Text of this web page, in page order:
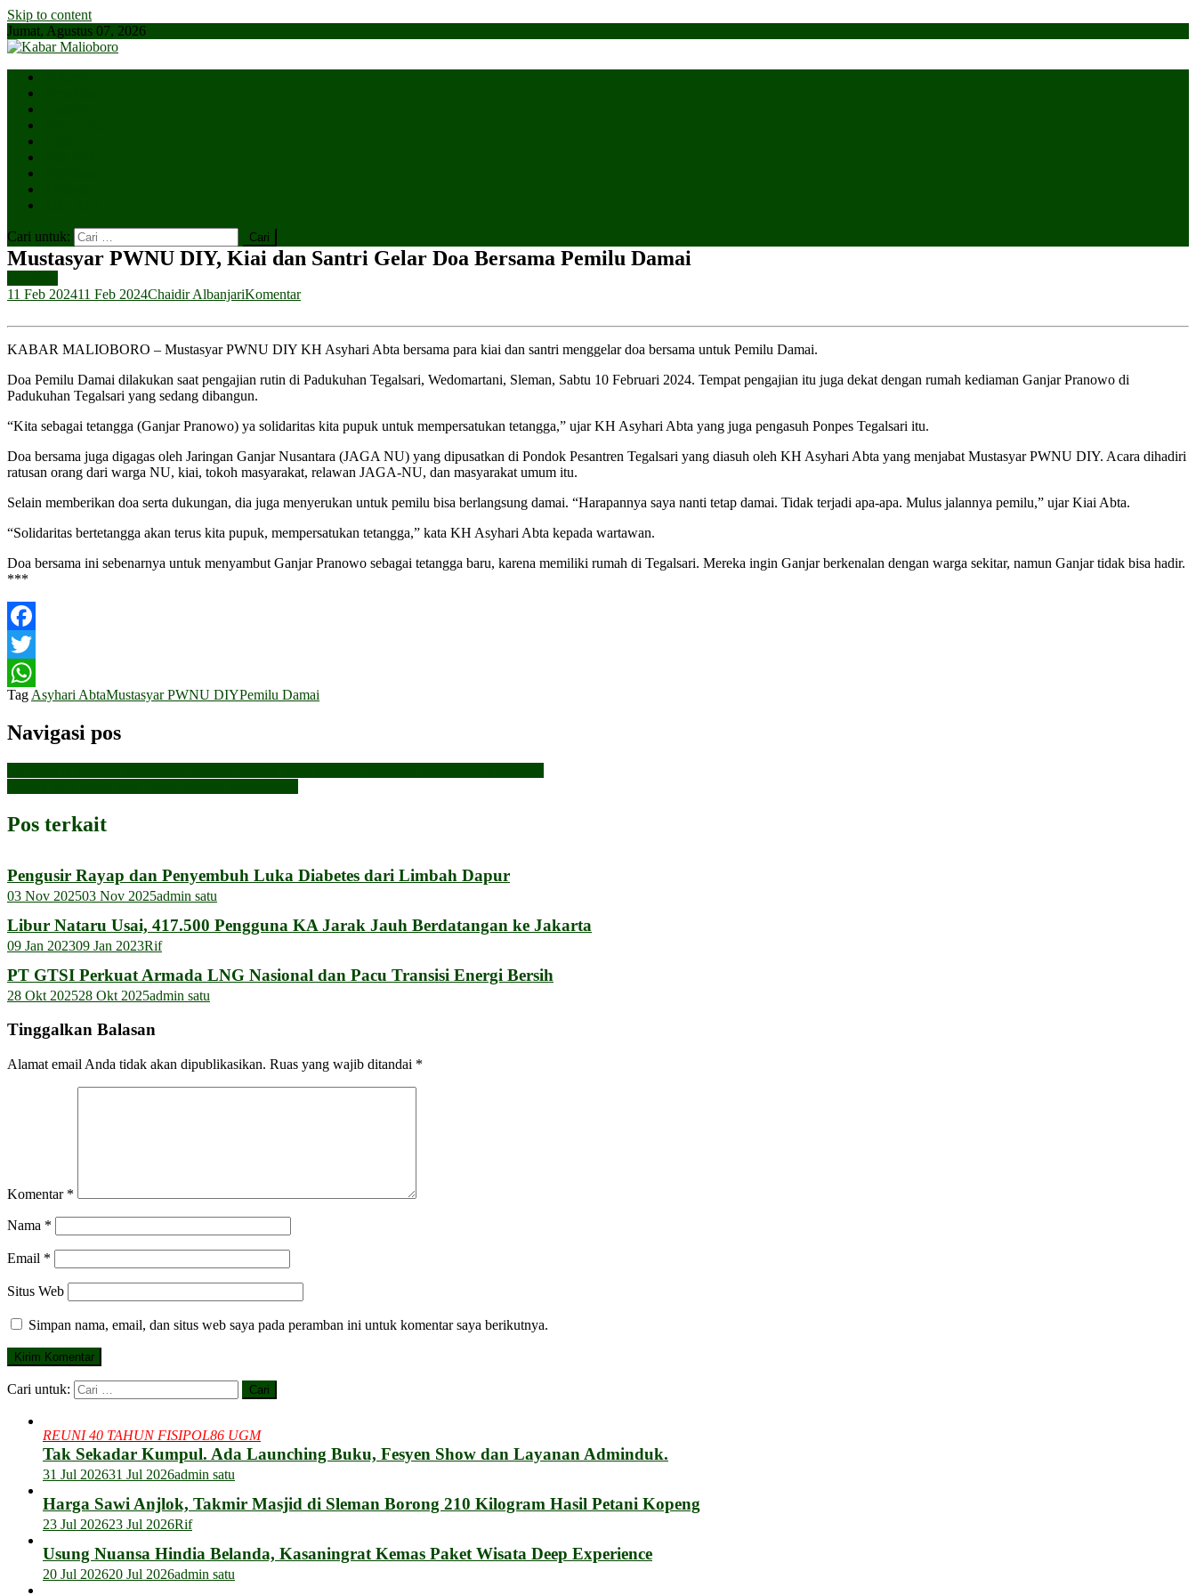
Skip to content
Jumat, Agustus 07, 2026
Cari untuk:
Mustasyar PWNU DIY, Kiai dan Santri Gelar Doa Bersama Pemilu Damai
11 Feb 202411 Feb 2024Chaidir AlbanjariKomentar
KABAR MALIOBORO – Mustasyar PWNU DIY KH Asyhari Abta bersama para kiai dan santri menggelar doa bersama untuk Pemilu Damai.
Doa Pemilu Damai dilakukan saat pengajian rutin di Padukuhan Tegalsari, Wedomartani, Sleman, Sabtu 10 Februari 2024. Tempat pengajian itu juga dekat dengan rumah kediaman Ganjar Pranowo di
Padukuhan Tegalsari yang sedang dibangun.
“Kita sebagai tetangga (Ganjar Pranowo) ya solidaritas kita pupuk untuk mempersatukan tetangga,” ujar KH Asyhari Abta yang juga pengasuh Ponpes Tegalsari itu.
Doa bersama juga digagas oleh Jaringan Ganjar Nusantara (JAGA NU) yang dipusatkan di Pondok Pesantren Tegalsari yang diasuh oleh KH Asyhari Abta yang menjabat Mustasyar PWNU DIY. Acara dihadiri
ratusan orang dari warga NU, kiai, tokoh masyarakat, relawan JAGA-NU, dan masyarakat umum itu.
Selain memberikan doa serta dukungan, dia juga menyerukan untuk pemilu bisa berlangsung damai. “Harapannya saya nanti tetap damai. Tidak terjadi apa-apa. Mulus jalannya pemilu,” ujar Kiai Abta.
“Solidaritas bertetangga akan terus kita pupuk, mempersatukan tetangga,” kata KH Asyhari Abta kepada wartawan.
Doa bersama ini sebenarnya untuk menyambut Ganjar Pranowo sebagai tetangga baru, karena memiliki rumah di Tegalsari. Mereka ingin Ganjar berkenalan dengan warga sekitar, namun Ganjar tidak bisa hadir.
***
Facebook
Twitter
WhatsApp
Tag Asyhari AbtaMustasyar PWNU DIYPemilu Damai
Navigasi pos
Pos terkait
Pengusir Rayap dan Penyembuh Luka Diabetes dari Limbah Dapur
03 Nov 202503 Nov 2025admin satu
Libur Nataru Usai, 417.500 Pengguna KA Jarak Jauh Berdatangan ke Jakarta
09 Jan 202309 Jan 2023Rif
PT GTSI Perkuat Armada LNG Nasional dan Pacu Transisi Energi Bersih
28 Okt 202528 Okt 2025admin satu
Tinggalkan Balasan
Alamat email Anda tidak akan dipublikasikan. Ruas yang wajib ditandai *
Komentar *
Nama *
Email *
Situs Web
Simpan nama, email, dan situs web saya pada peramban ini untuk komentar saya berikutnya.
Cari untuk:
REUNI 40 TAHUN FISIPOL86 UGM
Tak Sekadar Kumpul. Ada Launching Buku, Fesyen Show dan Layanan Adminduk.
31 Jul 202631 Jul 2026admin satu
Harga Sawi Anjlok, Takmir Masjid di Sleman Borong 210 Kilogram Hasil Petani Kopeng
23 Jul 202623 Jul 2026Rif
Usung Nuansa Hindia Belanda, Kasaningrat Kemas Paket Wisata Deep Experience
20 Jul 202620 Jul 2026admin satu